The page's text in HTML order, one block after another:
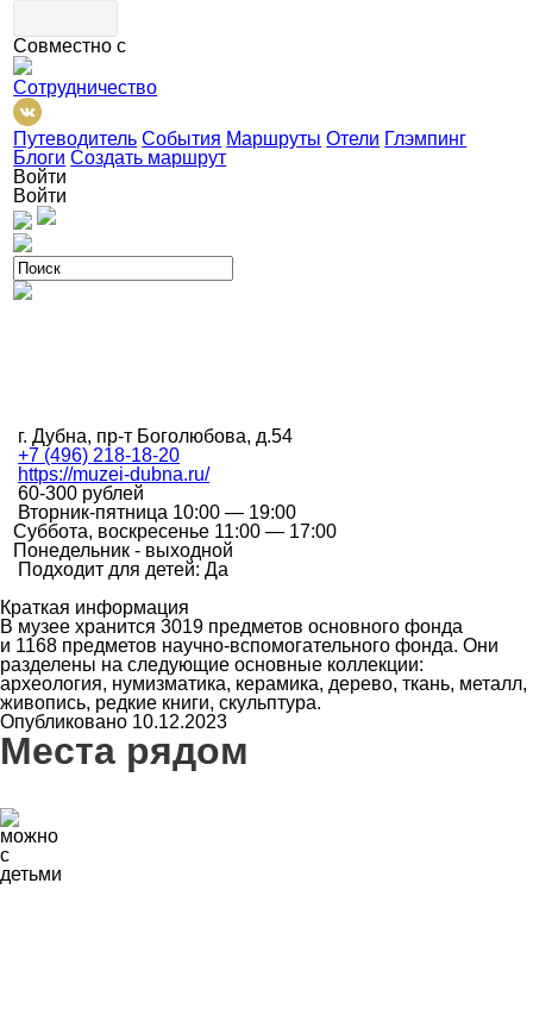
Совместно с
Сотрудничество
Путеводитель События Маршруты Отели Глэмпинг
Блоги Создать маршрут
Войти
Войти
г. Дубна, пр-т Боголюбова, д.54
+7 (496) 218-18-20
https://muzei-dubna.ru/
60-300 рублей
Вторник-пятница 10:00 — 19:00
Суббота, воскресенье 11:00 — 17:00
Понедельник - выходной
Подходит для детей: Да
Краткая информация
В музее хранится 3019 предметов основного фонда
и 1168 предметов научно-вспомогательного фонда. Они
разделены на следующие основные коллекции:
археология, нумизматика, керамика, дерево, ткань, металл,
живопись, редкие книги, скульптура.
Опубликовано 10.12.2023
Места рядом